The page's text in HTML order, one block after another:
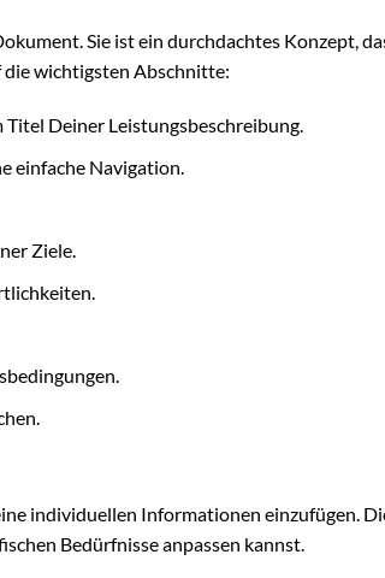
Sie ist ein durchdachtes Konzept,
wichtigsten Abschnitte:
Deiner Leistungsbeschreibung.
einfache Navigation.
Ziele.
individuellen Informationen einzufügen.
Bedürfnisse anpassen kannst.